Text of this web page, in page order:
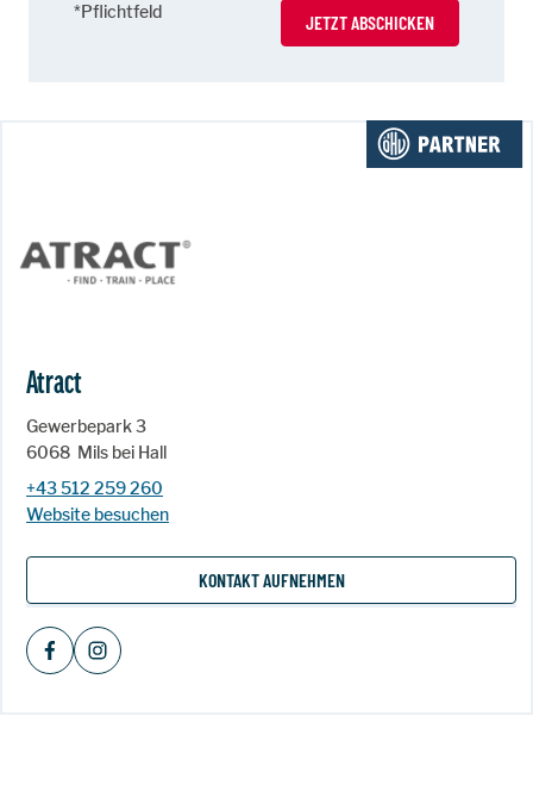
*Pflichtfeld JETZT ABSCHICKEN
Atract
Gewerbepark 3
6068 Mils bei Hall
+43 512 259 260
Website besuchen
KONTAKT AUFNEHMEN